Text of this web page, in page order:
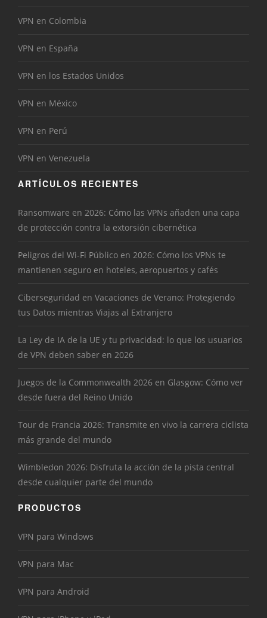
VPN en Colombia
VPN en España
VPN en los Estados Unidos
VPN en México
VPN en Perú
VPN en Venezuela
ARTÍCULOS RECIENTES
Ransomware en 2026: Cómo las VPNs añaden una capa
de protección contra la extorsión cibernética
Peligros del Wi-Fi Público en 2026: Cómo los VPNs te
mantienen seguro en hoteles, aeropuertos y cafés
Ciberseguridad en Vacaciones de Verano: Protegiendo
tus Datos mientras Viajas al Extranjero
La Ley de IA de la UE y tu privacidad: lo que los usuarios
de VPN deben saber en 2026
Juegos de la Commonwealth 2026 en Glasgow: Cómo ver
desde fuera del Reino Unido
Tour de Francia 2026: Transmite en vivo la carrera ciclista
más grande del mundo
Wimbledon 2026: Disfruta la acción de la pista central
desde cualquier parte del mundo
PRODUCTOS
VPN para Windows
VPN para Mac
VPN para Android